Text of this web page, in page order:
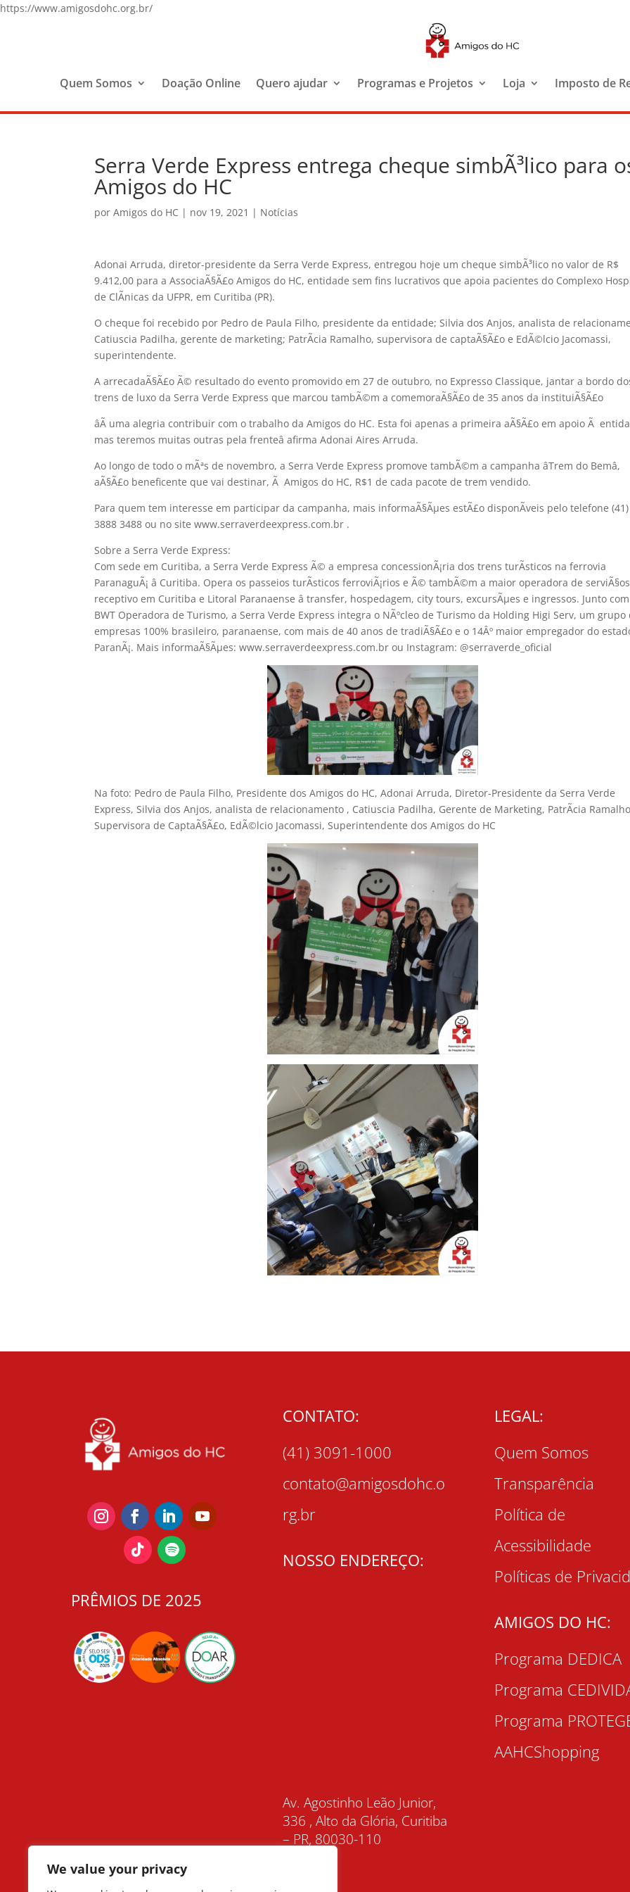
We value your privacy
https://www.amigosdohc.org.br/
Quem Somos Doação Online Quero ajudar Programas e Projetos Loja Imposto de
Serra Verde Express entrega cheque simbÃ³lico para
Amigos do HC
porAmigos do HC | nov 19, 2021 | Notícias
Adonai Arruda, diretor-presidente da Serra Verde Express, entregou hoje um cheque simbÃ³lico no valor de R$
9.412,00 para a AssociaÃ§Ã£o Amigos do HC, entidade sem fins lucrativos que apoia pacientes do Complexo
de ClÃ­nicas da UFPR, em Curitiba (PR).
O cheque foi recebido por Pedro de Paula Filho, presidente da entidade; Silvia dos Anjos, analista de
Catiuscia Padilha, gerente de marketing; PatrÃ­cia Ramalho, supervisora de captaÃ§Ã£o e EdÃ©lcio Jacomassi,
superintendente.
A arrecadaÃ§Ã£o Ã© resultado do evento promovido em 27 de outubro, no Expresso Classique, jantar a bordo
trens de luxo da Serra Verde Express que marcou tambÃ©m a comemoraÃ§Ã£o de 35 anos da instituiÃ§Ã£o
âÃ uma alegria contribuir com o trabalho da Amigos do HC. Esta foi apenas a primeira aÃ§Ã£o em apoio Ã
mas teremos muitas outras pela frenteâ afirma Adonai Aires Arruda.
Ao longo de todo o mÃªs de novembro, a Serra Verde Express promove tambÃ©m a campanha âTrem do Bemâ,
aÃ§Ã£o beneficente que vai destinar, Ã Amigos do HC, R$1 de cada pacote de trem vendido.
Para quem tem interesse em participar da campanha, mais informaÃ§Ãµes estÃ£o disponÃ­veis pelo telefone (41)
3888 3488 ou no site www.serraverdeexpress.com.br .
Sobre a Serra Verde Express:
Com sede em Curitiba, a Serra Verde Express Ã© a empresa concessionÃ¡ria dos trens turÃ­sticos na ferrovia
ParanaguÃ¡ â Curitiba. Opera os passeios turÃ­sticos ferroviÃ¡rios e Ã© tambÃ©m a maior operadora de
receptivo em Curitiba e Litoral Paranaense â transfer, hospedagem, city tours, excursÃµes e ingressos. Junto
BWT Operadora de Turismo, a Serra Verde Express integra o NÃºcleo de Turismo da Holding Higi Serv, um grupo
empresas 100% brasileiro, paranaense, com mais de 40 anos de tradiÃ§Ã£o e o 14Âº maior empregador do
ParanÃ¡. Mais informaÃ§Ãµes: www.serraverdeexpress.com.br ou Instagram: @serraverde_oficial
Na foto: Pedro de Paula Filho, Presidente dos Amigos do HC, Adonai Arruda, Diretor-Presidente da Serra Verde
Express, Silvia dos Anjos, analista de relacionamento , Catiuscia Padilha, Gerente de Marketing, PatrÃ­cia
Supervisora de CaptaÃ§Ã£o, EdÃ©lcio Jacomassi, Superintendente dos Amigos do HC
PRÊMIOS DE 2025
CONTATO:
(41) 3091-1000
contato@amigosdohc.o
rg.br
NOSSO ENDEREÇO:
Av. Agostinho Leão Junior,
336 , Alto da Glória, Curitiba
– PR, 80030-110
LEGAL:
Quem Somos
Transparência
Política de
Acessibilidade
Políticas de
AMIGOS DO HC:
Programa DEDICA
Programa
Programa
AAHCShopping